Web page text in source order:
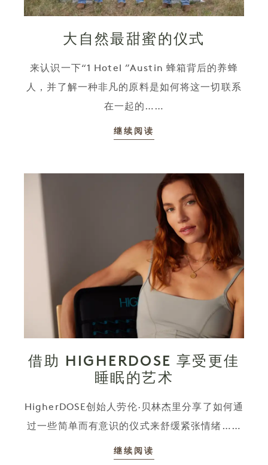
大自然最甜蜜的仪式
来认识一下“1 Hotel ”Austin 蜂箱背后的养蜂
人，并了解一种非凡的原料是如何将这一切联系
在一起的……
继续阅读
借助 HIGHERDOSE 享受更佳
睡眠的艺术
HigherDOSE创始人劳伦·贝林杰里分享了如何通
过一些简单而有意识的仪式来舒缓紧张情绪……
继续阅读